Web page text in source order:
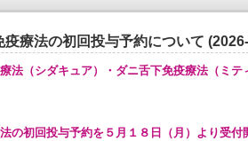
疫療法の初回投与予約について
法（シダキュア）・ ダニ舌下免疫療法（ミテ
の初回投与予約を５月１８日（月）より受付